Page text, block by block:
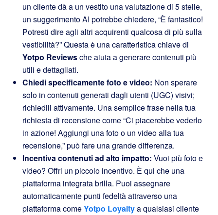
un cliente dà a un vestito una valutazione di 5 stelle,
un suggerimento AI potrebbe chiedere, “È fantastico!
Potresti dire agli altri acquirenti qualcosa di più sulla
vestibilità?” Questa è una caratteristica chiave di
Yotpo Reviewsche aiuta a generare contenuti più
utili e dettagliati.
Chiedi specificamente foto e video: Non sperare
solo in contenuti generati dagli utenti (UGC) visivi;
richiedili attivamente. Una semplice frase nella tua
richiesta di recensione come “Ci piacerebbe vederlo
in azione! Aggiungi una foto o un video alla tua
recensione,” può fare una grande differenza.
Incentiva contenuti ad alto impatto: Vuoi più foto e
video? Offri un piccolo incentivo. È qui che una
piattaforma integrata brilla. Puoi assegnare
automaticamente punti fedeltà attraverso una
piattaforma comeYotpo Loyaltya qualsiasi cliente